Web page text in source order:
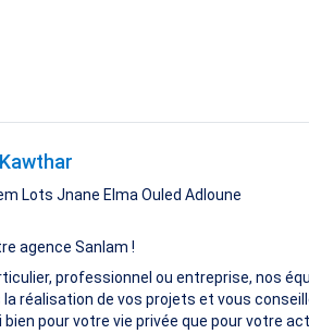
Lots Jnane Elma Ouled Adloune
agence Sanlam !
professionnel ou entreprise, nos
réalisation de vos projets et vous
pour votre vie privée que pour votre